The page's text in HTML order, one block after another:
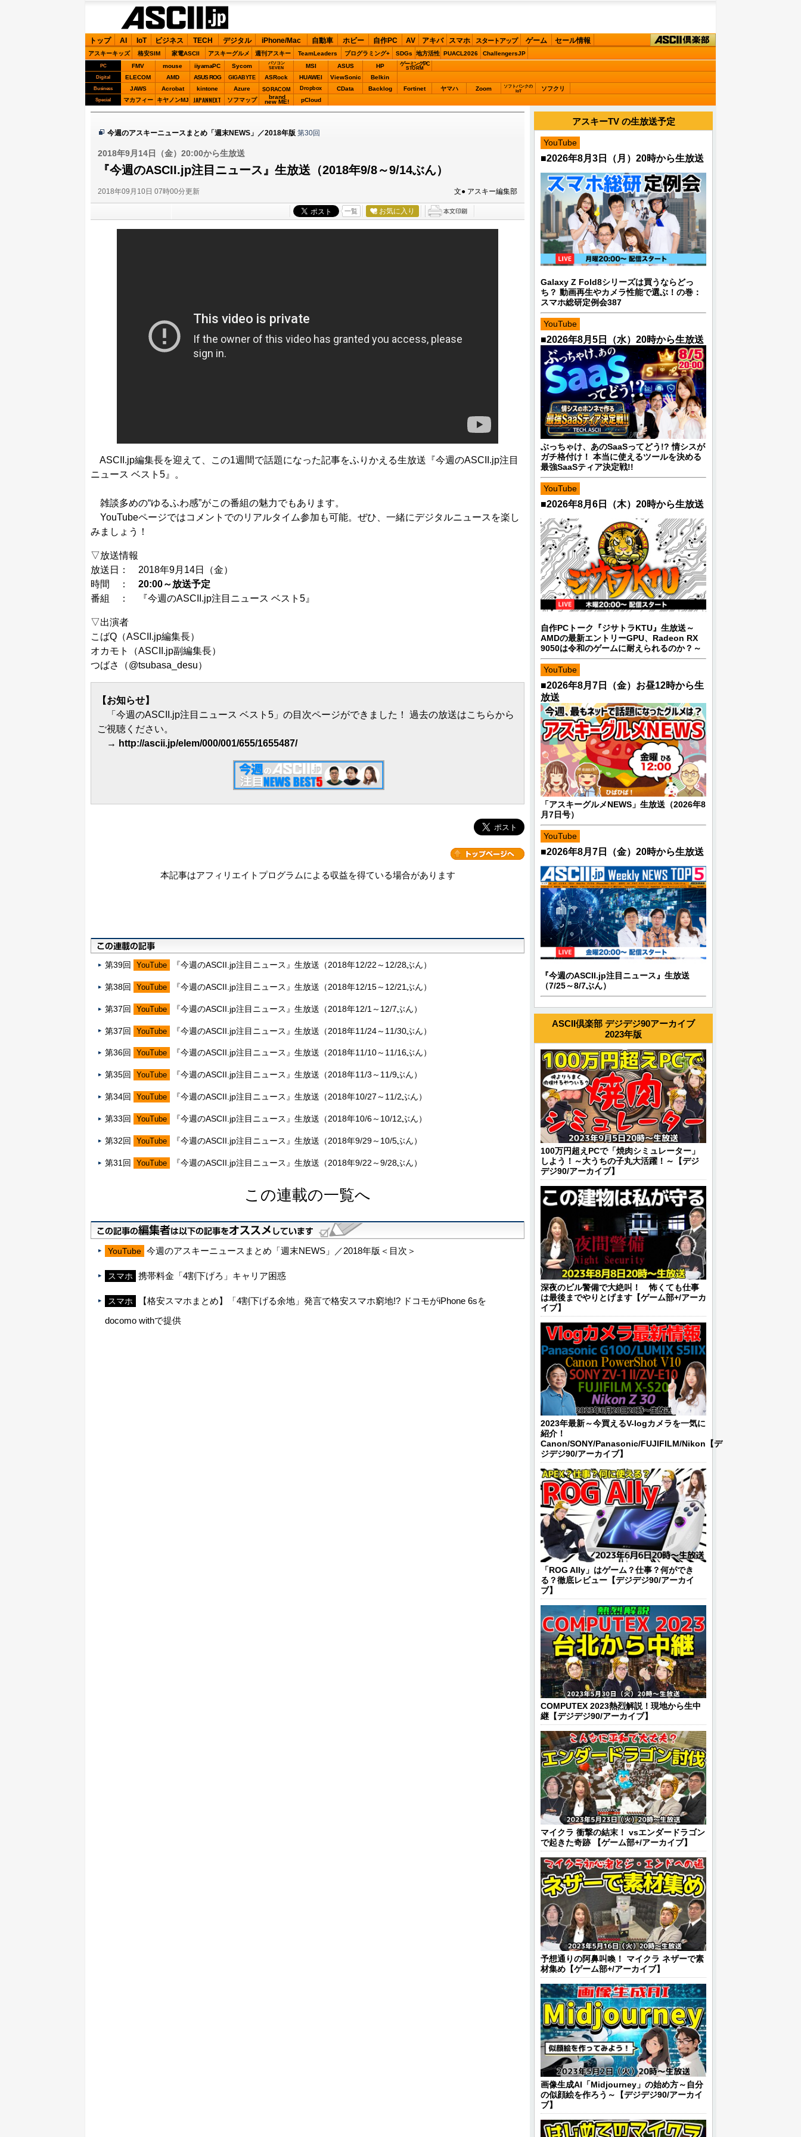
ASCII.jp
トップ AI IoT ビジネス TECH デジタル iPhone/Mac 自動車 ホビー 自作PC AV アキバ スマホ スタートアップ ゲーム セール情報
アスキーキッズ 格安SIM 家電ASCII アスキーグルメ 週刊アスキー TeamLeaders プログラミング+ SDGs 地方活性 PUACL2026 ChallengersJP
PC FMV mouse iiyamaPC Sycom
パソコン
SEVEN
MSI ASUS HP ゲーミングPC
STORM
Digital ELECOM AMD ASUS ROG GIGABYTE ASRock HUAWEI ViewSonic Belkin
Business JAWS Acrobat kintone Azure SORACOM Dropbox CData Backlog Fortinet ヤマハ Zoom
ソフトバンクの
IoT
ソフクリ
Special マカフィー キヤノンMJ JAPANNEXT ソフマップ brand
new ME! pCloud
今週のアスキーニュースまとめ「週末NEWS」／2018年版 第30回
2018年9月14日（金）20:00から生放送
『今週のASCII.jp注目ニュース』生放送（2018年9/8～9/14ぶん）
2018年09月10日 07時00分更新 文● アスキー編集部
一覧 お気に入り
ASCII.jp編集長を迎えて、この1週間で話題になった記事をふりかえる生放送『今週のASCII.jp注目
ニュース ベスト5』。
雑談多めの“ゆるふわ感”がこの番組の魅力でもあります。
YouTubeページではコメントでのリアルタイム参加も可能。ぜひ、一緒にデジタルニュースを楽し
みましょう！
▽放送情報
放送日： 2018年9月14日（金）
時間 ： 20:00～放送予定
番組 ：
『今週のASCII.jp注目ニュース ベスト5』
▽出演者
こばQ（ASCII.jp編集長）
オカモト（ASCII.jp副編集長）
つばさ（@tsubasa_desu）
【お知らせ】
「今週のASCII.jp注目ニュース ベスト5」の目次ページができました！ 過去の放送はこちらから
ご視聴ください。
→ http://ascii.jp/elem/000/001/655/1655487/
本記事はアフィリエイトプログラムによる収益を得ている場合があります
第39回 YouTube 『今週のASCII.jp注目ニュース』生放送（2018年12/22～12/28ぶん）
第38回 YouTube 『今週のASCII.jp注目ニュース』生放送（2018年12/15～12/21ぶん）
第37回 YouTube 『今週のASCII.jp注目ニュース』生放送（2018年12/1～12/7ぶん）
第37回 YouTube 『今週のASCII.jp注目ニュース』生放送（2018年11/24～11/30ぶん）
第36回 YouTube 『今週のASCII.jp注目ニュース』生放送（2018年11/10～11/16ぶん）
第35回 YouTube 『今週のASCII.jp注目ニュース』生放送（2018年11/3～11/9ぶん）
第34回 YouTube 『今週のASCII.jp注目ニュース』生放送（2018年10/27～11/2ぶん）
第33回 YouTube 『今週のASCII.jp注目ニュース』生放送（2018年10/6～10/12ぶん）
第32回 YouTube 『今週のASCII.jp注目ニュース』生放送（2018年9/29～10/5ぶん）
第31回 YouTube 『今週のASCII.jp注目ニュース』生放送（2018年9/22～9/28ぶん）
この連載の一覧へ
YouTube 今週のアスキーニュースまとめ「週末NEWS」／2018年版＜目次＞
スマホ 携帯料金「4割下げろ」キャリア困惑
スマホ
【格安スマホまとめ】「4割下げる余地」発言で格安スマホ窮地!? ドコモがiPhone 6sを
docomo withで提供
アスキーTV の生放送予定
YouTube
■2026年8月3日（月）20時から生放送
Galaxy Z Fold8シリーズは買うならどっ
ち？ 動画再生やカメラ性能で選ぶ！の巻：
スマホ総研定例会387
YouTube
■2026年8月5日（水）20時から生放送
ぶっちゃけ、あのSaaSってどう!? 情シスが
ガチ格付け！ 本当に使えるツールを決める
最強SaaSティア決定戦!!
YouTube
■2026年8月6日（木）20時から生放送
自作PCトーク『ジサトラKTU』生放送～
AMDの最新エントリーGPU、Radeon RX
9050は令和のゲームに耐えられるのか？～
YouTube
■2026年8月7日（金）お昼12時から生
放送
「アスキーグルメNEWS」生放送（2026年8
月7日号）
YouTube
■2026年8月7日（金）20時から生放送
『今週のASCII.jp注目ニュース』生放送
（7/25～8/7ぶん）
ASCII倶楽部 デジデジ90アーカイブ
2023年版
100万円超えPCで「焼肉シミュレーター」
しよう！～大うちの子丸大活躍！～【デジ
デジ90/アーカイブ】
深夜のビル警備で大絶叫！ 怖くても仕事
は最後までやりとげます【ゲーム部+/アーカ
イブ】
2023年最新～今買えるV-logカメラを一気に
紹介！
Canon/SONY/Panasonic/FUJIFILM/Nikon【デ
ジデジ90/アーカイブ】
「ROG Ally」はゲーム？仕事？何ができ
る？徹底レビュー【デジデジ90/アーカイ
ブ】
COMPUTEX 2023熱烈解説！現地から生中
継【デジデジ90/アーカイブ】
マイクラ 衝撃の結末！ vsエンダードラゴン
で起きた奇跡 【ゲーム部+/アーカイブ】
予想通りの阿鼻叫喚！ マイクラ ネザーで素
材集め【ゲーム部+/アーカイブ】
画像生成AI「Midjourney」の始め方～自分
の似顔絵を作ろう～【デジデジ90/アーカイ
ブ】